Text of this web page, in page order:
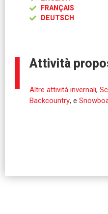
FRANÇAIS
DEUTSCH
Attività
Altre attività invernali,
Backcountry, e